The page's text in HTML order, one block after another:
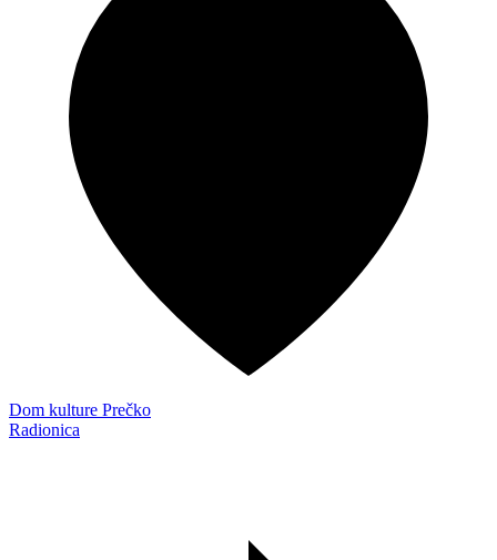
Dom kulture Prečko
Radionica